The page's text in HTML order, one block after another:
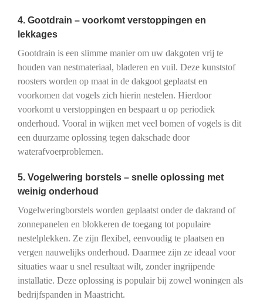
4. Gootdrain – voorkomt verstoppingen en
lekkages
Gootdrain is een slimme manier om uw dakgoten vrij te
houden van nestmateriaal, bladeren en vuil. Deze kunststof
roosters worden op maat in de dakgoot geplaatst en
voorkomen dat vogels zich hierin nestelen. Hierdoor
voorkomt u verstoppingen en bespaart u op periodiek
onderhoud. Vooral in wijken met veel bomen of vogels is dit
een duurzame oplossing tegen dakschade door
waterafvoerproblemen.
5. Vogelwering borstels – snelle oplossing met
weinig onderhoud
Vogelweringborstels worden geplaatst onder de dakrand of
zonnepanelen en blokkeren de toegang tot populaire
nestelplekken. Ze zijn flexibel, eenvoudig te plaatsen en
vergen nauwelijks onderhoud. Daarmee zijn ze ideaal voor
situaties waar u snel resultaat wilt, zonder ingrijpende
installatie. Deze oplossing is populair bij zowel woningen als
bedrijfspanden in Maastricht.